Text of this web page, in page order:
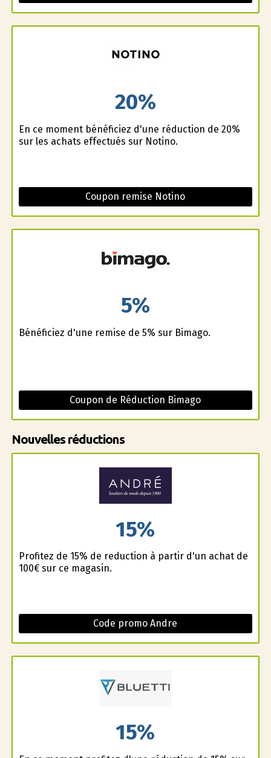
20%
En ce moment bénéficiez d'une réduction de 20%
sur les achats effectués sur Notino.
Coupon remise Notino
5%
Bénéficiez d'une remise de 5% sur Bimago.
Coupon de Réduction Bimago
Nouvelles réductions
15%
Profitez de 15% de reduction à partir d'un achat de
100€ sur ce magasin.
Code promo Andre
15%